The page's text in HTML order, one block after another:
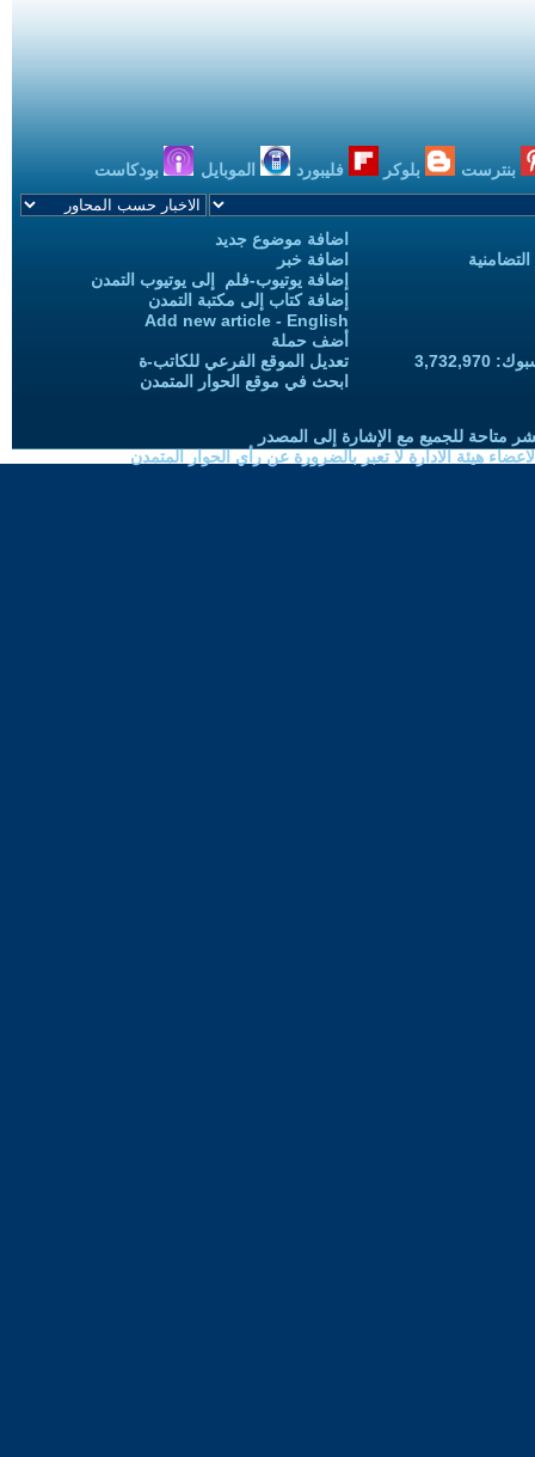
بنترست بلوكر فليبورد الموبايل بودكاست
اضافة موضوع جديد
اضافة خبر
إضافة يوتيوب-فلم إلى يوتيوب التمدن
إضافة كتاب إلى مكتبة التمدن
Add new article - English
أضف حملة
تعديل الموقع الفرعي للكاتب-ة
ابحث في موقع الحوار المتمدن
متاحة للجميع مع الإشارة إلى المصدر
هيئة الادارة لا تعبر بالضرورة عن رأي الحوار المتمدن